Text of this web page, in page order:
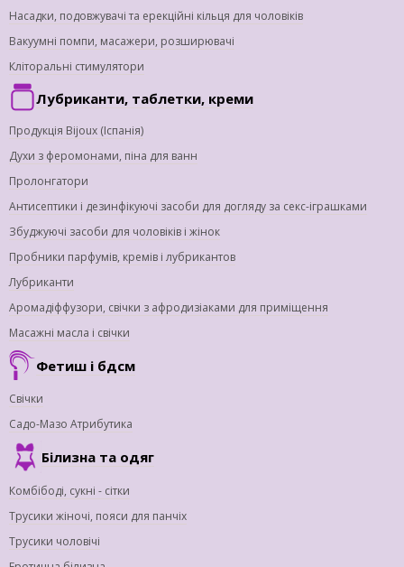
Насадки, подовжувачі та ерекційні кільця для чоловіків
Вакуумні помпи, масажери, розширювачі
Кліторальні стимулятори
Лубриканти, таблетки, креми
Продукція Bijoux (Іспанія)
Духи з феромонами, піна для ванн
Пролонгатори
Антисептики і дезинфікуючі засоби для догляду за секс-іграшками
Збуджуючі засоби для чоловіків і жінок
Пробники парфумів, кремів і лубрикантов
Лубриканти
Аромадіффузори, свічки з афродизіаками для приміщення
Масажні масла і свічки
Фетиш і бдсм
Свічки
Садо-Мазо Атрибутика
Білизна та одяг
Комбібоді, сукні - сітки
Трусики жіночі, пояси для панчіх
Трусики чоловічі